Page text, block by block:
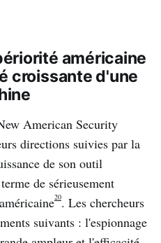
américaine
croissante d'une
American Security
directions suivies par la
de son outil
de sérieusement
20. Les chercheurs
suivants : l'espionnage